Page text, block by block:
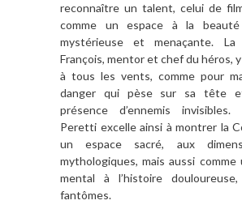
reconnaître un talent, celui de
comme un espace à la beauté
mystérieuse et menaçante.
François, mentor et chef du héros,
à tous les vents, comme pour
danger qui pèse sur sa tête
présence d’ennemis
Peretti excelle ainsi à montrer la
un espace sacré, aux
mythologiques, mais aussi
mental à l’histoire
fantômes.